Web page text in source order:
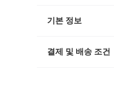
기본 정보
결제 및 배송 조건